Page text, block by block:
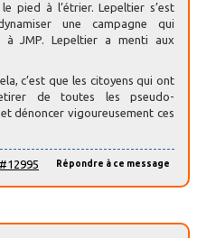
pied à l’étrier. Lepeltier s’est
une campagne qui
à JMP. Lepeltier a menti aux
c’est que les citoyens qui ont
de toutes les pseudo-
dénoncer vigoureusement ces
Répondre à ce message
#12995